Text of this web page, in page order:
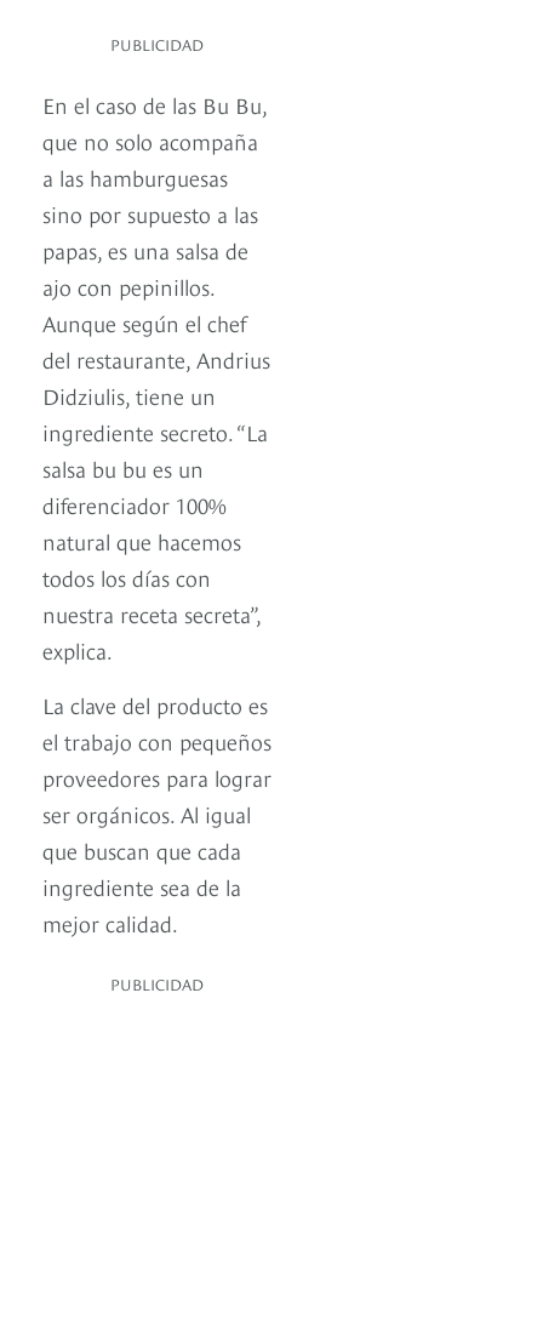
PUBLICIDAD
En el caso de las Bu Bu,
que no solo acompaña
a las hamburguesas
sino por supuesto a las
papas, es una salsa de
ajo con pepinillos.
Aunque según el chef
del restaurante, Andrius
Didziulis, tiene un
ingrediente secreto. “La
salsa bu bu es un
diferenciador 100%
natural que hacemos
todos los días con
nuestra receta secreta”,
explica.
La clave del producto es
el trabajo con pequeños
proveedores para lograr
ser orgánicos. Al igual
que buscan que cada
ingrediente sea de la
mejor calidad.
PUBLICIDAD